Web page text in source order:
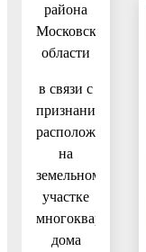
района
Московской
области
в связи с
признанием
расположенного
на
земельном
участке
многоквартирного
дома